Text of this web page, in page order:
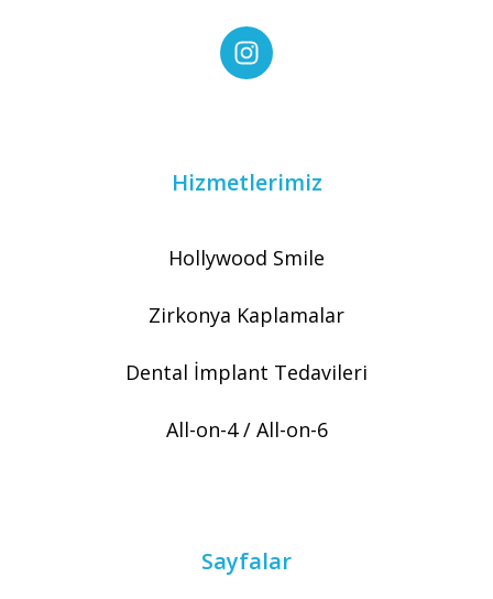
Hizmetlerimiz
Hollywood Smile
Zirkonya Kaplamalar
Dental İmplant Tedavileri
All-on-4 / All-on-6
Sayfalar